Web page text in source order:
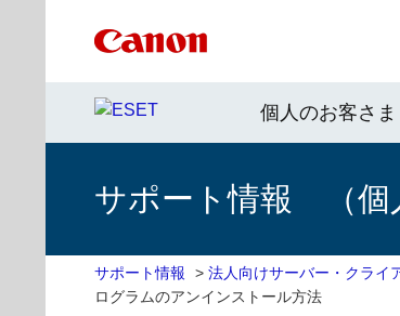
個人のお客さま
サポート情報 （個
サポート情報 > 法人向けサーバー・クライ
ログラムのアンインストール方法